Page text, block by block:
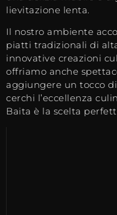
lievitazione lenta.
Il nostro ambiente
piatti tradizionali di
innovative creazioni
offriamo anche
aggiungere un tocco
cerchi l’eccellenza
Baita è la scelta